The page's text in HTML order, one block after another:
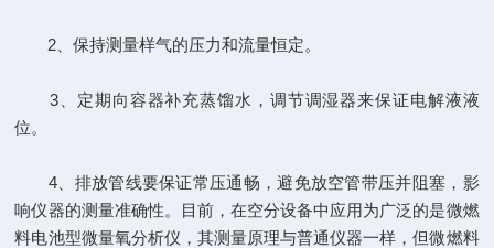
2、保持测量样气的压力和流量恒定。
3、定期向容器补充蒸馏水，调节调湿器来保证电解液液
位。
4、排放管线要保证常压通畅，避免放空管带压并阻塞，影
响仪器的测量准确性。目前，在空分设备中应用为广泛的是微燃
料电池型微量氧分析仪，其测量原理与普通仪器一样，但微燃料